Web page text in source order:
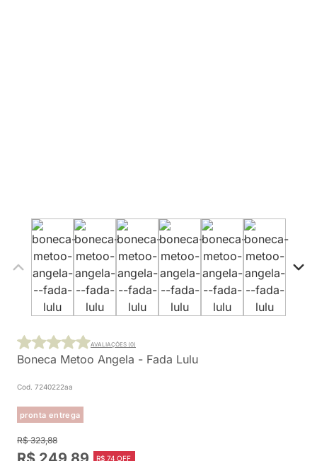
Boneca Metoo Angela - Fada Lulu
Cod. 7240222aa
pronta entrega
AVALIAÇÕES (0)
R$ 323,88
R$ 74 OFF